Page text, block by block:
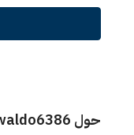
حول rosswaldo6386